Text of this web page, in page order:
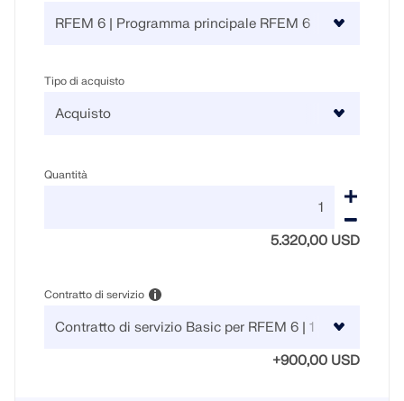
Tipo di acquisto
Quantità
5.320,00 USD
Contratto di servizio
+900,00 USD